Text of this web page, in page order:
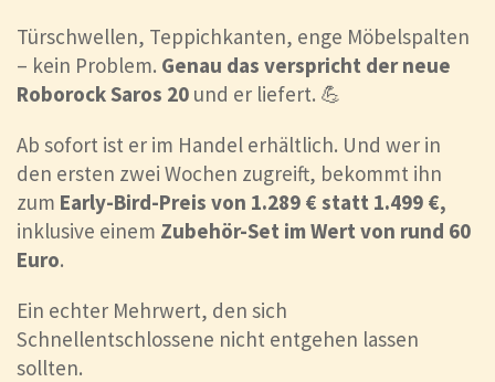
Türschwellen, Teppichkanten, enge Möbelspalten
– kein Problem. Genau das verspricht der neue
Roborock Saros 20 und er liefert. 💪
Ab sofort ist er im Handel erhältlich. Und wer in
den ersten zwei Wochen zugreift, bekommt ihn
zum Early-Bird-Preis von 1.289 € statt 1.499 €,
inklusive einem Zubehör-Set im Wert von rund 60
Euro.
Ein echter Mehrwert, den sich
Schnellentschlossene nicht entgehen lassen
sollten.